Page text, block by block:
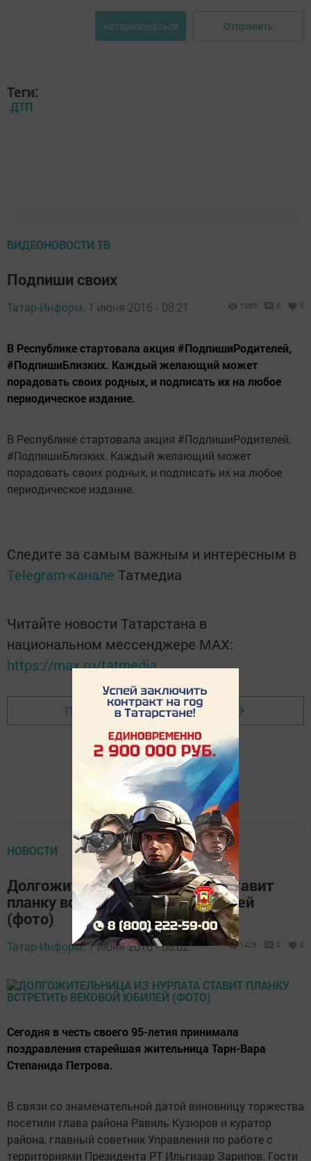
Авторизоваться Отправить
Теги:
ДТП
ВИДЕОНОВОСТИ ТВ
Подпиши своих
Татар-Информ, 1 июня 2016 - 08:21 1060 0 0
В Республике стартовала акция #ПодпишиРодителей,
#ПодпишиБлизких. Каждый желающий может
порадовать своих родных, и подписать их на любое
периодическое издание.
В Республике стартовала акция #ПодпишиРодителей,
#ПодпишиБлизких. Каждый желающий может
порадовать своих родных, и подписать их на любое
периодическое издание.
Следите за самым важным и интересным в
Telegram-канале Татмедиа
Читайте новости Татарстана в
национальном мессенджере MАХ:
https://max.ru/tatmedia
Перейти на страницу новости
НОВОСТИ
Долгожительница из Нурлата ставит
планку встретить вековой юбилей
(фото)
Татар-Информ, 1 июня 2016 - 08:02 1428 0 0
Сегодня в честь своего 95-летия принимала
поздравления старейшая жительница Тарн-Вара
Степанида Петрова.
В связи со знаменательной датой виновницу торжества
посетили глава района Равиль Кузюров и куратор
района, главный советник Управления по работе с
территориями Президента РТ Ильгизар Зарипов. Гости